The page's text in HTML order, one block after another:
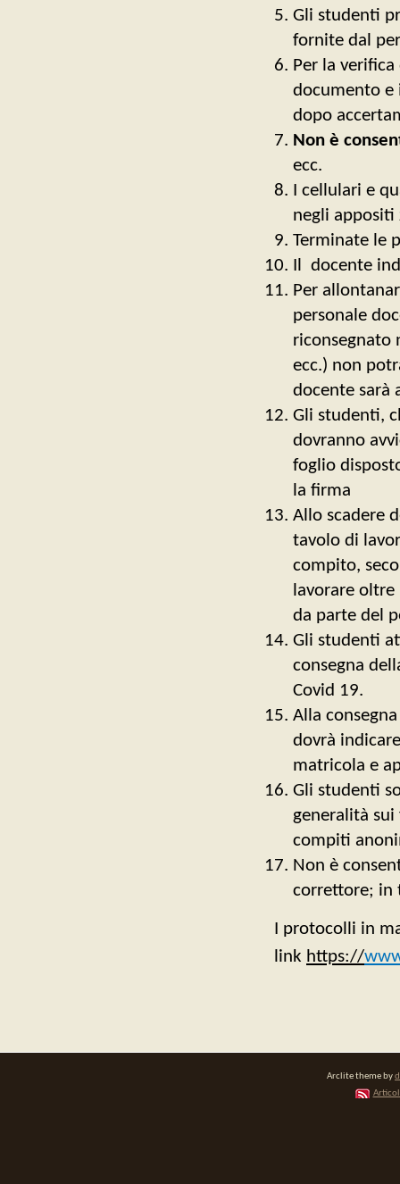
Gli studenti
fornite dal
Per la
documento e
dopo
Non è
ecc.
I cellulari e
negli appositi
Terminate le
Il docente
Per
personale
riconsegnato
ecc.) non
docente sarà
Gli studenti,
dovranno
foglio
la firma
Allo scadere
tavolo di
compito,
lavorare
da parte del
Gli studenti
consegna
Covid 19.
Alla
dovrà
matricola e
Gli studenti
generalità
compiti
Non è
correttore; in
I protocolli in
link https://
Arclite theme by